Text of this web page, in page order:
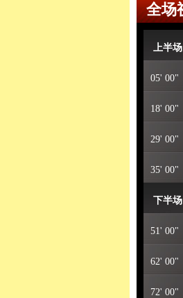
全场
上半场
05' 00"
18' 00"
29' 00"
35' 00"
下半场
51' 00"
62' 00"
72' 00"